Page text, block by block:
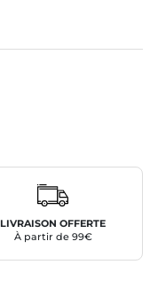
LIVRAISON OFFERTE
À partir de 99€